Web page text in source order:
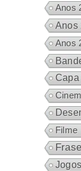
Anos
Anos
Anos
Capa
Filme
Jogos